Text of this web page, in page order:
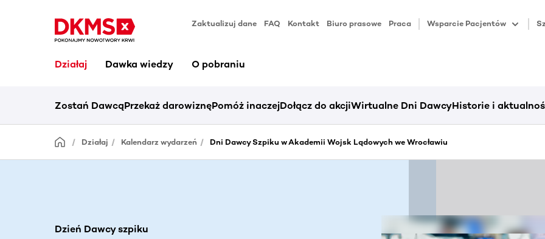
Zaktualizuj dane FAQ Kontakt Biuro prasowe Praca Wsparcie Pacjentów
Działaj Dawka wiedzy O pobraniu
Zostań DawcąPrzekaż darowiznęPomóż inaczejDołącz do akcjiWirtualne Dni DawcyHistorie i
Działaj Kalendarz wydarzeń Dni Dawcy Szpiku w Akademii Wojsk Lądowych we Wrocławiu
Dzień Dawcy szpiku